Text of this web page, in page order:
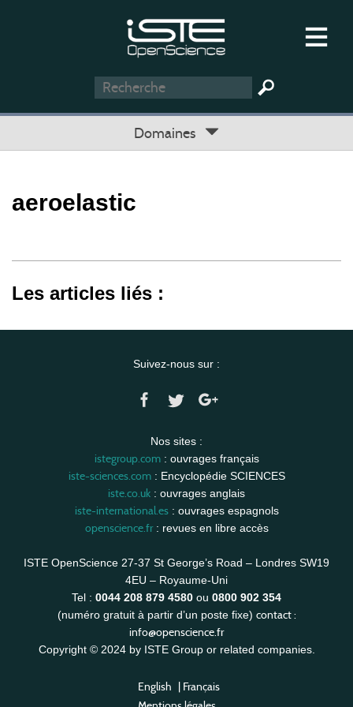
Domaines
aeroelastic
Les articles liés :
Suivez-nous sur :
Nos sites :
istegroup.com: ouvrages français
iste-sciences.com: Encyclopédie SCIENCES
iste.co.uk : ouvrages anglais
iste-international.es: ouvrages espagnols
openscience.fr: revues en libre accès
ISTE OpenScience 27-37 St George’s Road – Londres SW19
4EU – Royaume-Uni
Tel : 0044 208 879 4580 ou 0800 902 354
(numéro gratuit à partir d’un poste fixe) contact :
info@openscience.fr
Copyright © 2024 by ISTE Group or related companies.
English | Français